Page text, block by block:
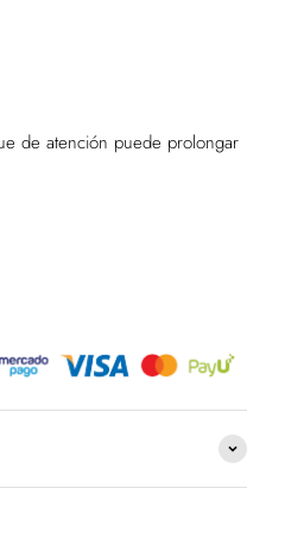
de atención puede prolongar